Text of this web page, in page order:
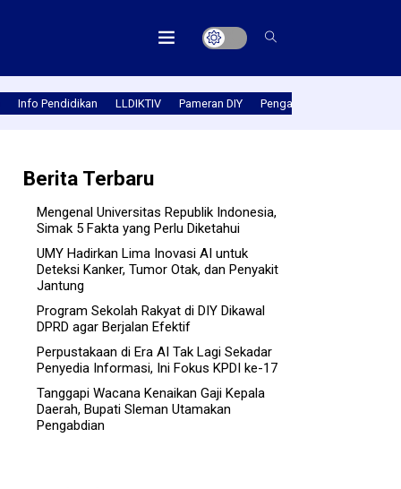
Info Pendidikan LLDIKTIV Pameran DIY Pengabmas
Berita Terbaru
Mengenal Universitas Republik Indonesia,
Simak 5 Fakta yang Perlu Diketahui
UMY Hadirkan Lima Inovasi AI untuk
Deteksi Kanker, Tumor Otak, dan Penyakit
Jantung
Program Sekolah Rakyat di DIY Dikawal
DPRD agar Berjalan Efektif
Perpustakaan di Era AI Tak Lagi Sekadar
Penyedia Informasi, Ini Fokus KPDI ke-17
Tanggapi Wacana Kenaikan Gaji Kepala
Daerah, Bupati Sleman Utamakan
Pengabdian